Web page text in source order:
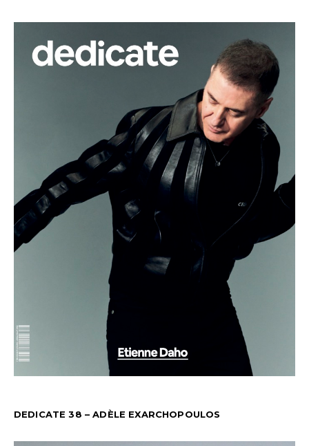
DEDICATE 38 – ADÈLE EXARCHOPOULOS